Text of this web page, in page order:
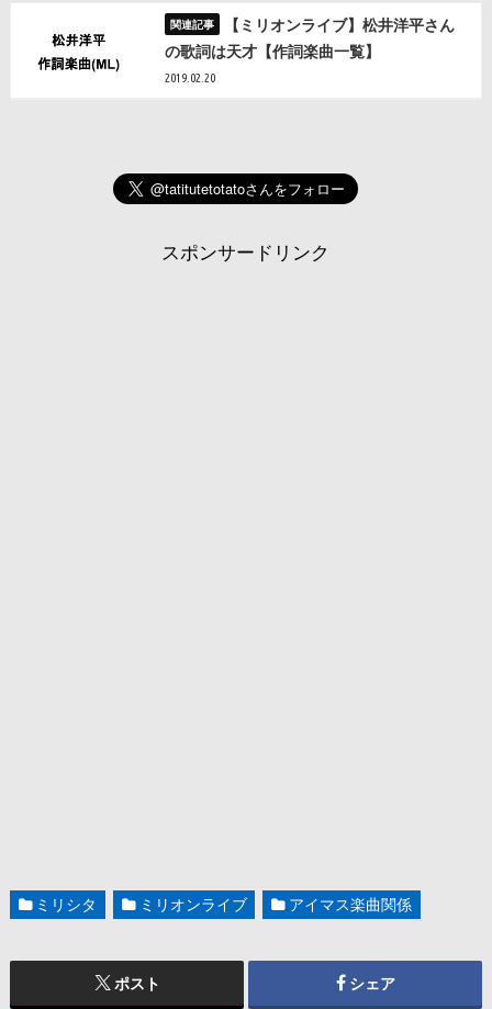
【ミリオンライブ】松井洋平さん
の歌詞は天才【作詞楽曲一覧】
2019.02.20
スポンサードリンク
ミリシタ ミリオンライブ アイマス楽曲関係
ポスト シェア